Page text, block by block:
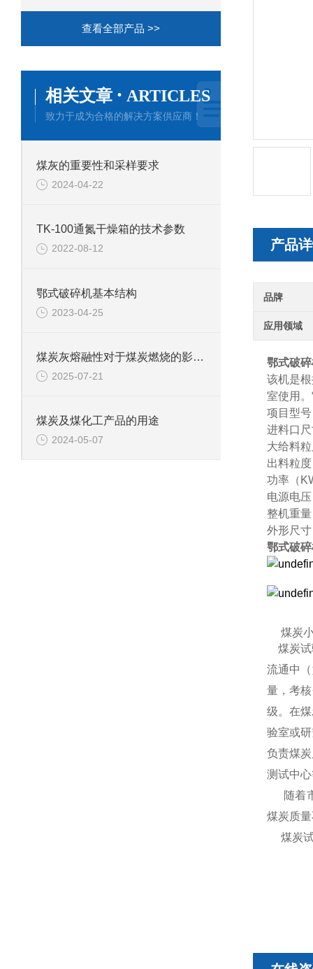
产品
品牌
应用领域
鄂式破
该机是
室使用
项
进料口
大给
出料
功率
电源
整机
外形尺
鄂式破
煤炭
煤炭试
流通中
量，考
级。在
验室或
负责煤
测试中
随着
煤炭质
煤炭试
查看全部产品 >>
相关文章 · ARTICLES
致力于成为合格的解决方案供应商！
煤灰的重要性和采样要求
2024-04-22
TK-100通氮干燥箱的技术参数
2022-08-12
鄂式破碎机基本结构
2023-04-25
煤炭灰熔融性对于煤炭燃烧的影响和指导意义
2025-07-21
煤炭及煤化工产品的用途
2024-05-07